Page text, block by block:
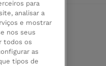
para
analisar a
e mostrar
nos seus
todos os
as
tipos de